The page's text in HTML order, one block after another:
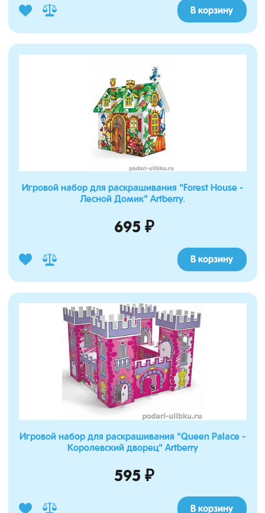
В корзину
Игровой набор для раскрашивания "Forest House -
Лесной Домик" Artberry.
695 ₽
В корзину
Игровой набор для раскрашивания "Queen Palace -
Королевский дворец" Artberry
595 ₽
В корзину